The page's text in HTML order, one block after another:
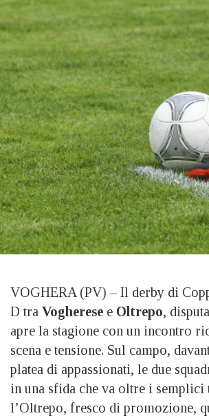
VOGHERA (PV) – Il derby di
D tra Vogherese e Oltrepo,
apre la stagione con un incontro
scena e tensione. Sul campo,
platea di appassionati, le due
in una sfida che va oltre i semplici
l’Oltrepo, fresco di promozione,